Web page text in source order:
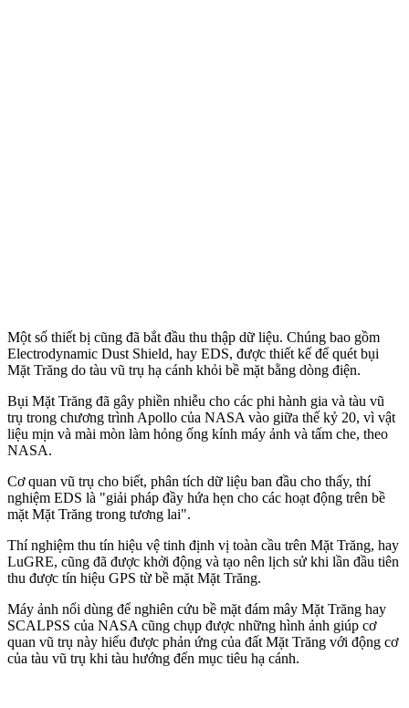
Một số thiết bị cũng đã bắt đầu thu thập dữ liệu. Chúng bao gồm
Electrodynamic Dust Shield, hay EDS, được thiết kế để quét bụi
Mặt Trăng do tàu vũ trụ hạ cánh khỏi bề mặt bằng dòng điện.
Bụi Mặt Trăng đã gây phiền nhiễu cho các phi hành gia và tàu vũ
trụ trong chương trình Apollo của NASA vào giữa thế kỷ 20, vì vật
liệu mịn và mài mòn làm hỏng ống kính máy ảnh và tấm che, theo
NASA.
Cơ quan vũ trụ cho biết, phân tích dữ liệu ban đầu cho thấy, thí
nghiệm EDS là "giải pháp đầy hứa hẹn cho các hoạt động trên bề
mặt Mặt Trăng trong tương lai".
Thí nghiệm thu tín hiệu vệ tinh định vị toàn cầu trên Mặt Trăng, hay
LuGRE, cũng đã được khởi động và tạo nên lịch sử khi lần đầu tiên
thu được tín hiệu GPS từ bề mặt Mặt Trăng.
Máy ảnh nổi dùng để nghiên cứu bề mặt đám mây Mặt Trăng hay
SCALPSS của NASA cũng chụp được những hình ảnh giúp cơ
quan vũ trụ này hiểu được phản ứng của đất Mặt Trăng với động cơ
của tàu vũ trụ khi tàu hướng đến mục tiêu hạ cánh.